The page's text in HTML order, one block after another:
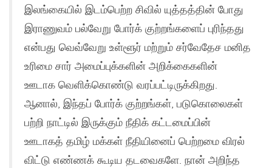
இலங்கையில் இடம்பெற்ற சிவில் யுத்தத்தின் போது
இராணுவம் பல்வேறு போர்க் குற்றங்களைப் புரிந்தது
என்பது வெவ்வேறு உள்ளூர் மற்றும் சர்வேதேச மனித
உரிமை சார் அமைப்புக்களின் அறிக்கைகளின்
ஊடாக வெளிக்கொண்டு வரப்பட்டிருக்கிறது.
ஆனால், இந்தப் போர்க் குற்றங்கள், படுகொலைகள்
பற்றி நாட்டில் இருக்கும் நீதிக் கட்டமைப்பின்
ஊடாகத் தமிழ் மக்கள் நீதியினைப் பெற்றமை விரல்
விட்டு எண்ணக் கூடிய தடவைகளே. நான் அறிந்த